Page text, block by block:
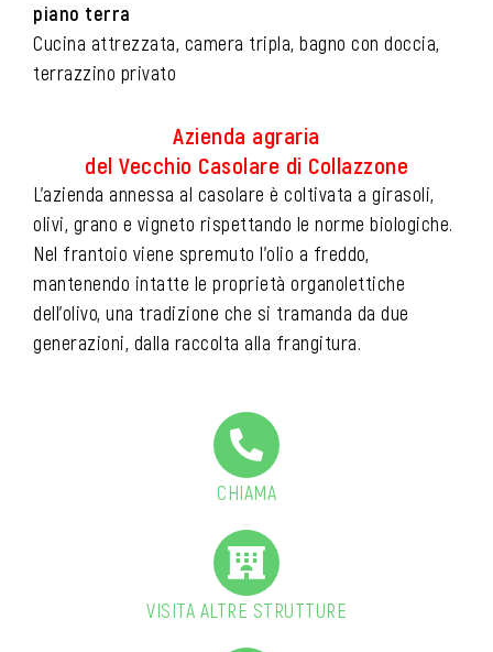
piano terra
Cucina attrezzata, camera tripla, bagno con doccia,
terrazzino privato
Azienda agraria
del Vecchio Casolare di Collazzone
L’azienda annessa al casolare è coltivata a girasoli,
olivi, grano e vigneto rispettando le norme biologiche.
Nel frantoio viene spremuto l’olio a freddo,
mantenendo intatte le proprietà organolettiche
dell’olivo, una tradizione che si tramanda da due
generazioni, dalla raccolta alla frangitura.
CHIAMA
VISITA ALTRE STRUTTURE